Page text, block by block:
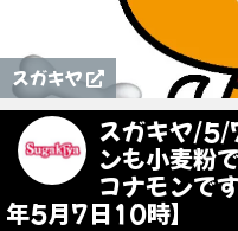
スガキヤ
スガキヤ/5/
ンも小麦粉
コナモンで
年5月7日10時】